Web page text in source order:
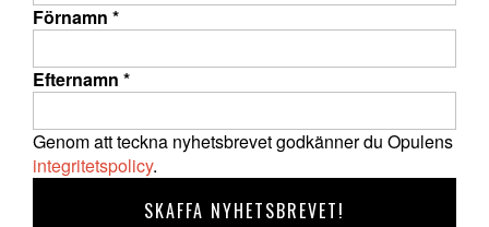
Förnamn *
Efternamn *
Genom att teckna nyhetsbrevet godkänner du Opulens
integritetspolicy.